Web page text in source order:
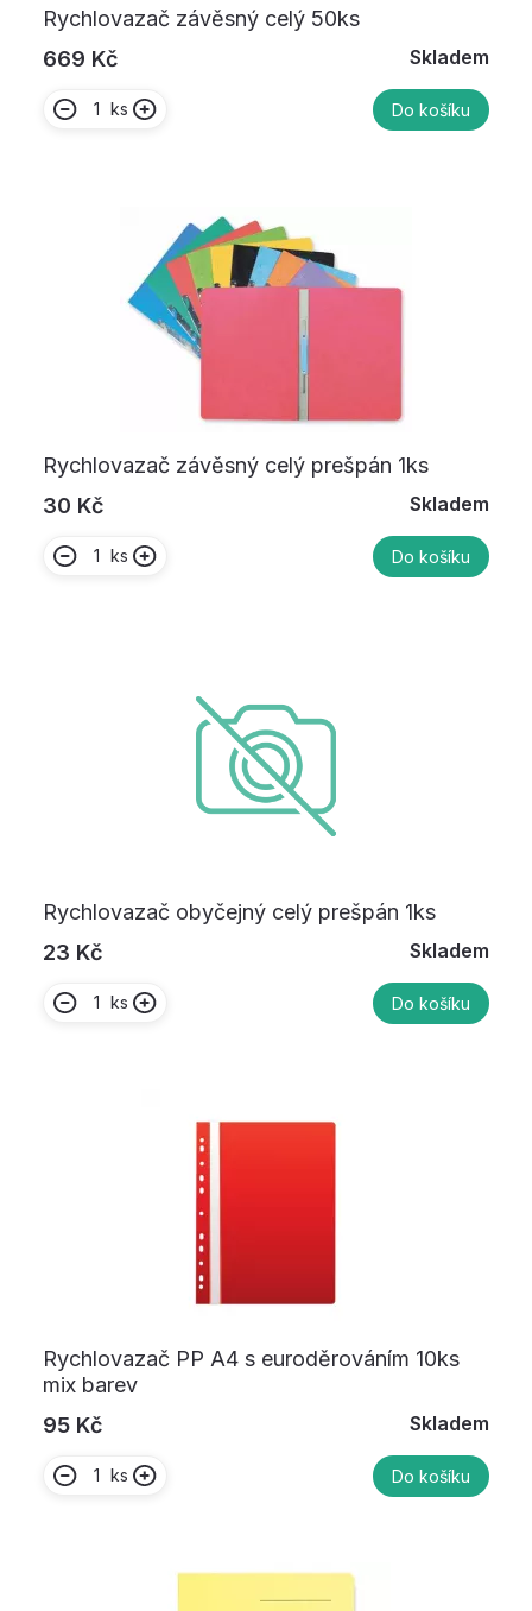
Rychlovazač závěsný celý 50ks
669 Kč
Skladem
ks Do košíku
Rychlovazač závěsný celý prešpán 1ks
30 Kč
Skladem
ks Do košíku
Rychlovazač obyčejný celý prešpán 1ks
23 Kč
Skladem
ks Do košíku
Rychlovazač PP A4 s euroděrováním 10ks
mix barev
95 Kč
Skladem
ks Do košíku